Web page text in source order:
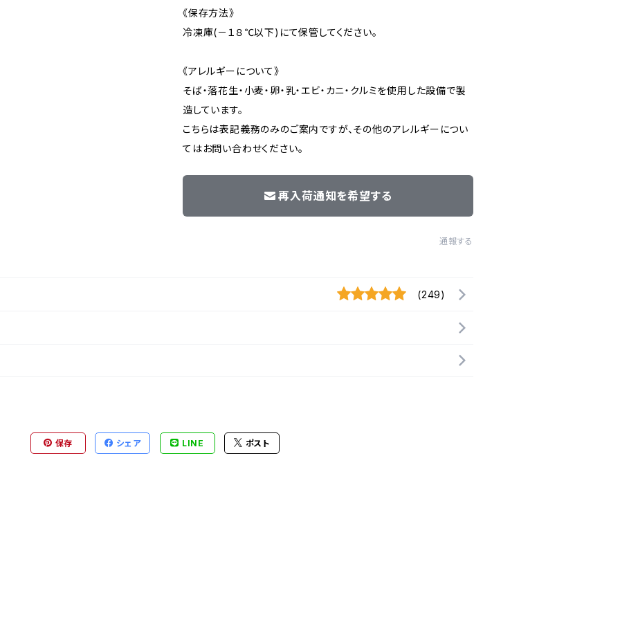
《保存方法》
冷凍庫(－１８℃以下)にて保管してください。
《アレルギーについて》
そば・落花生・小麦・卵・乳・エビ・カニ・クルミを使用した設備で製
造しています。
こちらは表記義務のみのご案内ですが、その他のアレルギーについ
てはお問い合わせください。
再入荷通知を希望する
通報する
(249)
保存 シェア LINE ポスト